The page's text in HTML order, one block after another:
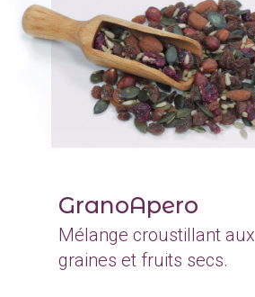
GranoApero
Mélange croustillant aux
graines et fruits secs.